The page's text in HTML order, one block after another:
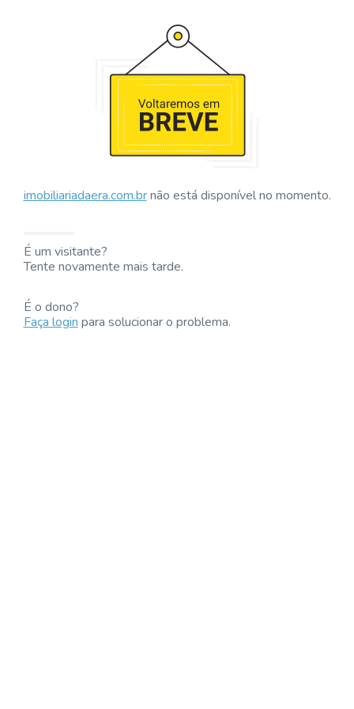
imobiliariadaera.com.brnão está disponível no momento.
É um visitante?
Tente novamente mais tarde.
É o dono?
Faça loginpara solucionar o problema.